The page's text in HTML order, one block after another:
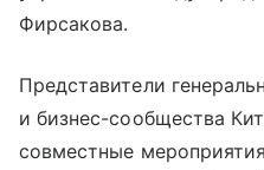
Фирсакова.
Представители
и бизнес-сообщества
совместные